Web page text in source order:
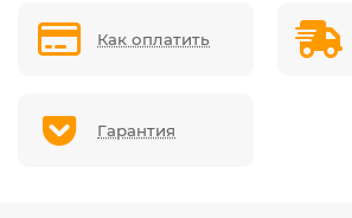
Как оплатить
Гарантия